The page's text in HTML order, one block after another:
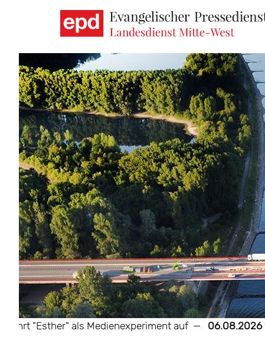
"Esther" als Medienexperiment auf—06.08.2026 13:53